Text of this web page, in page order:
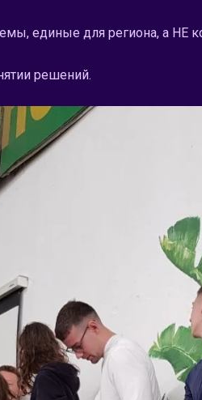
единые для региона, а НЕ
решений.